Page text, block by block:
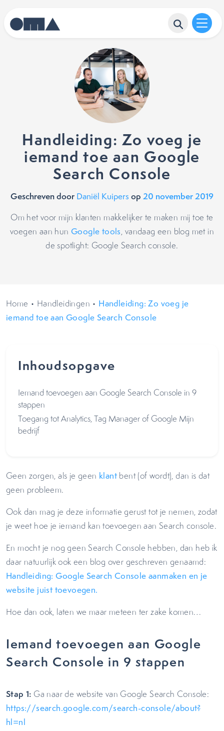
Handleiding: Zo voeg je
iemand toe aan Google
Search Console
Geschreven door Daniël Kuipers op 20 november 2019
Om het voor mijn klanten makkelijker te maken mij toe te
voegen aan hunGoogle tools, vandaag een blog met in
de spotlight: Google Search console.
Home • Handleidingen • Handleiding: Zo voeg je
iemand toe aan Google Search Console
Inhoudsopgave
Iemand toevoegen aan Google Search Console in 9
stappen
Toegang tot Analytics, Tag Manager of Google Mijn
bedrijf
Geen zorgen, als je geen klant bent (of wordt), dan is dat
geen probleem.
Ook dan mag je deze informatie gerust tot je nemen, zodat
je weet hoe je iemand kan toevoegen aan Search console.
En mocht je nog geen Search Console hebben, dan heb ik
daar natuurlijk ook een blog over geschreven genaamd:
Handleiding: Google Search Console aanmaken en je
website juist toevoegen.
Hoe dan ook, laten we maar meteen ter zake komen…
Iemand toevoegen aan Google
Search Console in 9 stappen
Stap 1: Ga naar de website van Google Search Console:
https://search.google.com/search-console/about?
hl=nl